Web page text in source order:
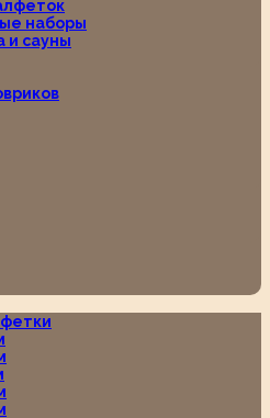
наборы
и сауны